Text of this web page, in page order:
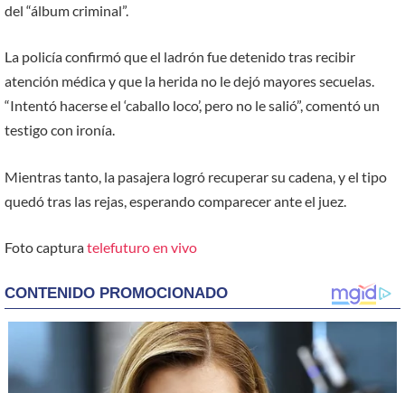
del “álbum criminal”.
La policía confirmó que el ladrón fue detenido tras recibir
atención médica y que la herida no le dejó mayores secuelas.
“Intentó hacerse el ‘caballo loco’, pero no le salió”, comentó un
testigo con ironía.
Mientras tanto, la pasajera logró recuperar su cadena, y el tipo
quedó tras las rejas, esperando comparecer ante el juez.
Foto capturatelefuturo en vivo